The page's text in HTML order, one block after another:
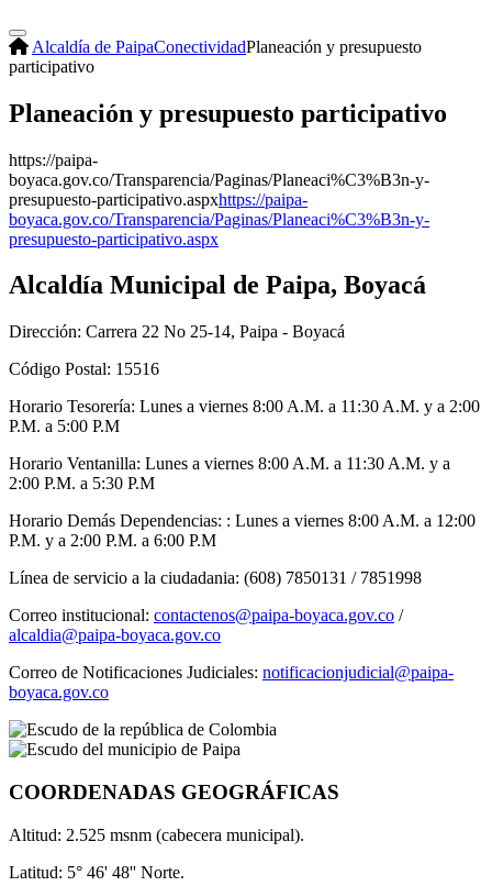
Alcaldía de PaipaConectividadPlaneación y presupuesto
participativo
Planeación y presupuesto participativo
​https://paipa-
boyaca.gov.co/Transparencia/Paginas/Planeaci%C3%B3n-y-
presupuesto-participativo.aspxhttps://paipa-
boyaca.gov.co/Transparencia/Paginas/Planeaci%C3%B3n-y-
presupuesto-participativo.aspx
Alcaldía Municipal de Paipa, Boyacá
Dirección: Carrera 22 No 25-14, Paipa - Boyacá
Código Postal: 15516
Horario Tesorería: Lunes a viernes 8:00 A.M. a 11:30 A.M. y a 2:00
P.M. a 5:00 P.M
Horario Ventanilla: Lunes a viernes 8:00 A.M. a 11:30 A.M. y a
2:00 P.M. a 5:30 P.M
Horario Demás Dependencias: : Lunes a viernes 8:00 A.M. a 12:00
P.M. y a 2:00 P.M. a 6:00 P.M
Línea de servicio a la ciudadania: (608) 7850131 / 7851998
Correo institucional: contactenos@paipa-boyaca.gov.co /
alcaldia@paipa-boyaca.gov.co
Correo de Notificaciones Judiciales: notificacionjudicial@paipa-
boyaca.gov.co
COORDENADAS GEOGRÁFICAS
Altitud: 2.525 msnm (cabecera municipal).
Latitud: 5° 46' 48'' Norte.